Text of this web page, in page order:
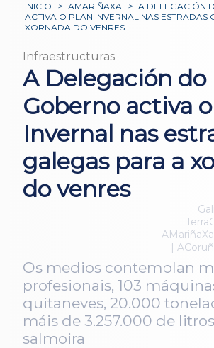
INICIO > AMARIÑAXA > A DELEGACIÓN
ACTIVA O PLAN INVERNAL NAS ESTRADAS
XORNADA DO VENRES
Infraestructuras
A Delegación do
Goberno activa
Invernal nas
galegas para a
do venres
|
Os medios contemplan
profesionais, 103
quitaneves, 20.000
máis de 3.257.000 de
salmoira